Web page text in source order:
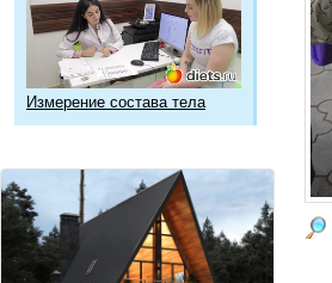
Измерение состава тела